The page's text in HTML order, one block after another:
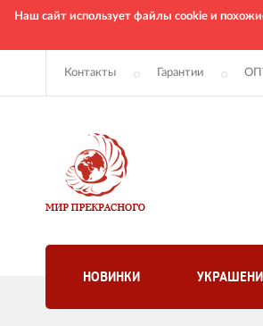
Наш сайт использует файлы cookie и
Контакты Гарантии
НОВИНКИ